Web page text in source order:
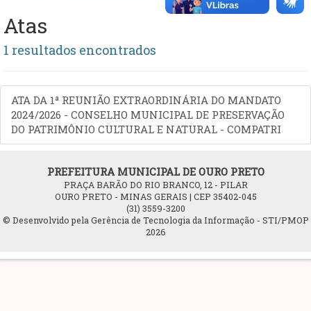
Atas
1 resultados encontrados
ATA DA 1ª REUNIÃO EXTRAORDINÁRIA DO MANDATO
2024/2026 - CONSELHO MUNICIPAL DE PRESERVAÇÃO
DO PATRIMÔNIO CULTURAL E NATURAL - COMPATRI
PREFEITURA MUNICIPAL DE OURO PRETO
PRAÇA BARÃO DO RIO BRANCO, 12 - PILAR
OURO PRETO - MINAS GERAIS | CEP 35402-045
(31) 3559-3200
© Desenvolvido pela Gerência de Tecnologia da Informação - STI/PMOP
2026